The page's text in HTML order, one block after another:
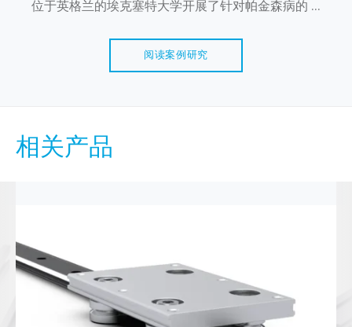
位于英格兰的埃克塞特大学开展了针对帕金森病的 ...
阅读案例研究
相关产品